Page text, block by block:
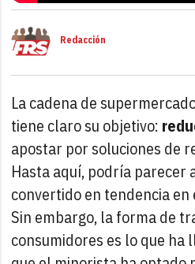
Redacción
La cadena de
tiene claro su objetivo:
apostar por soluciones de
Hasta aquí, podría parecer
convertido en tendencia
Sin embargo, la forma de
consumidores es lo que ha